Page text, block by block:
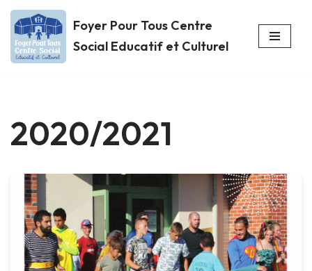
Aller
au
Foyer Pour Tous Centre
Social Educatif et Culturel
2020/2021